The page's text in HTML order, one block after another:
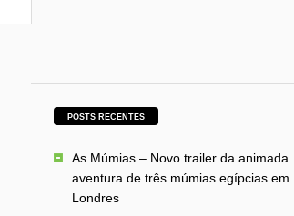
POSTS RECENTES
As Múmias – Novo trailer da animada
aventura de três múmias egípcias em
Londres